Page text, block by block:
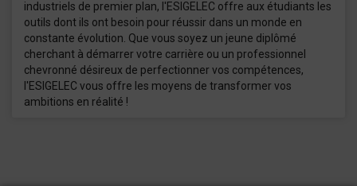
industriels de premier plan, l'ESIGELEC offre aux étudiants les
outils dont ils ont besoin pour réussir dans un monde en
constante évolution. Que vous soyez un jeune diplômé
cherchant à démarrer votre carrière ou un professionnel
chevronné désireux de perfectionner vos compétences,
l'ESIGELEC vous offre les moyens de transformer vos
ambitions en réalité !